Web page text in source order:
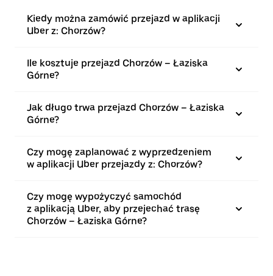
Kiedy można zamówić przejazd w aplikacji
Uber z: Chorzów?
Ile kosztuje przejazd Chorzów – Łaziska
Górne?
Jak długo trwa przejazd Chorzów – Łaziska
Górne?
Czy mogę zaplanować z wyprzedzeniem
w aplikacji Uber przejazdy z: Chorzów?
Czy mogę wypożyczyć samochód
z aplikacją Uber, aby przejechać trasę
Chorzów – Łaziska Górne?